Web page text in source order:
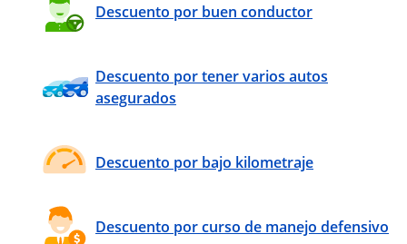
Descuento por buen conductor
Descuento por tener varios autos
asegurados
Descuento por bajo kilometraje
Descuento por curso de manejo defensivo